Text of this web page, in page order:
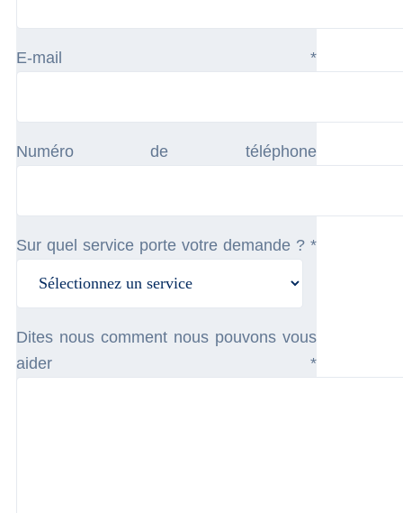
E-mail *
Numéro de téléphone
Sur quel service porte votre demande ? *
Dites nous comment nous pouvons vous
aider *